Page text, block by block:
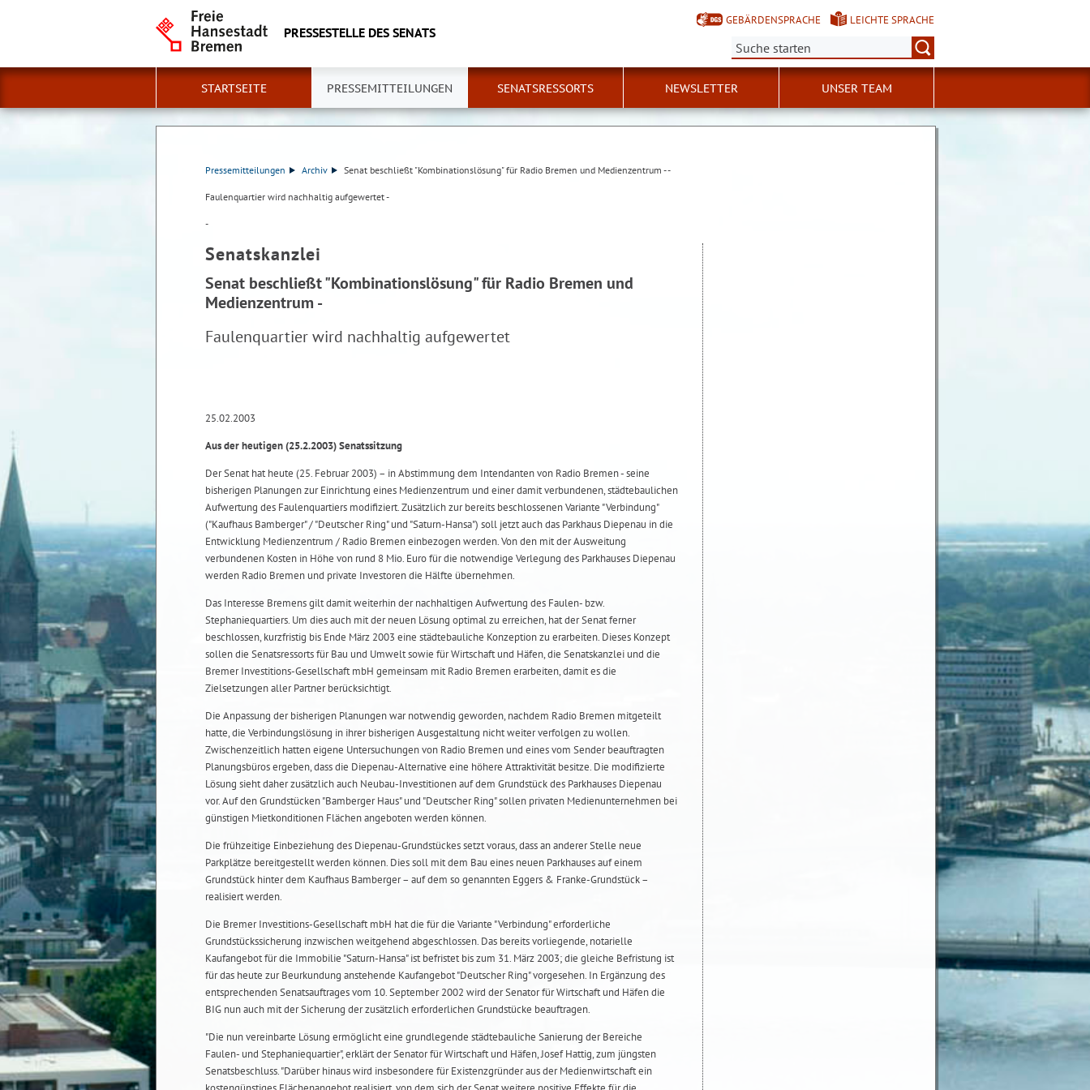
PRESSESTELLE DES SENATS
GEBÄRDENSPRACHE
LEICHTE SPRACHE
Suche:
STARTSEITE PRESSEMITTEILUNGEN SENATSRESSORTS NEWSLETTER UNSER TEAM
Pressemitteilungen Archiv Senat beschließt "Kombinationslösung" für Radio Bremen und Medienzentrum - -
Faulenquartier wird nachhaltig aufgewertet -
-
Senatskanzlei
Senat beschließt "Kombinationslösung" für Radio Bremen und
Medienzentrum -
Faulenquartier wird nachhaltig aufgewertet
25.02.2003
Aus der heutigen (25.2.2003) Senatssitzung
Der Senat hat heute (25. Februar 2003) – in Abstimmung dem Intendanten von Radio Bremen - seine
bisherigen Planungen zur Einrichtung eines Medienzentrum und einer damit verbundenen, städtebaulichen
Aufwertung des Faulenquartiers modifiziert. Zusätzlich zur bereits beschlossenen Variante "Verbindung"
("Kaufhaus Bamberger" / "Deutscher Ring" und "Saturn-Hansa") soll jetzt auch das Parkhaus Diepenau in die
Entwicklung Medienzentrum / Radio Bremen einbezogen werden. Von den mit der Ausweitung
verbundenen Kosten in Höhe von rund 8 Mio. Euro für die notwendige Verlegung des Parkhauses Diepenau
werden Radio Bremen und private Investoren die Hälfte übernehmen.
Das Interesse Bremens gilt damit weiterhin der nachhaltigen Aufwertung des Faulen- bzw.
Stephaniequartiers. Um dies auch mit der neuen Lösung optimal zu erreichen, hat der Senat ferner
beschlossen, kurzfristig bis Ende März 2003 eine städtebauliche Konzeption zu erarbeiten. Dieses Konzept
sollen die Senatsressorts für Bau und Umwelt sowie für Wirtschaft und Häfen, die Senatskanzlei und die
Bremer Investitions-Gesellschaft mbH gemeinsam mit Radio Bremen erarbeiten, damit es die
Zielsetzungen aller Partner berücksichtigt.
Die Anpassung der bisherigen Planungen war notwendig geworden, nachdem Radio Bremen mitgeteilt
hatte, die Verbindungslösung in ihrer bisherigen Ausgestaltung nicht weiter verfolgen zu wollen.
Zwischenzeitlich hatten eigene Untersuchungen von Radio Bremen und eines vom Sender beauftragten
Planungsbüros ergeben, dass die Diepenau-Alternative eine höhere Attraktivität besitze. Die modifizierte
Lösung sieht daher zusätzlich auch Neubau-Investitionen auf dem Grundstück des Parkhauses Diepenau
vor. Auf den Grundstücken "Bamberger Haus" und "Deutscher Ring" sollen privaten Medienunternehmen bei
günstigen Mietkonditionen Flächen angeboten werden können.
Die frühzeitige Einbeziehung des Diepenau-Grundstückes setzt voraus, dass an anderer Stelle neue
Parkplätze bereitgestellt werden können. Dies soll mit dem Bau eines neuen Parkhauses auf einem
Grundstück hinter dem Kaufhaus Bamberger – auf dem so genannten Eggers & Franke-Grundstück –
realisiert werden.
Die Bremer Investitions-Gesellschaft mbH hat die für die Variante "Verbindung" erforderliche
Grundstückssicherung inzwischen weitgehend abgeschlossen. Das bereits vorliegende, notarielle
Kaufangebot für die Immobilie "Saturn-Hansa" ist befristet bis zum 31. März 2003; die gleiche Befristung ist
für das heute zur Beurkundung anstehende Kaufangebot "Deutscher Ring" vorgesehen. In Ergänzung des
entsprechenden Senatsauftrages vom 10. September 2002 wird der Senator für Wirtschaft und Häfen die
BIG nun auch mit der Sicherung der zusätzlich erforderlichen Grundstücke beauftragen.
"Die nun vereinbarte Lösung ermöglicht eine grundlegende städtebauliche Sanierung der Bereiche
Faulen- und Stephaniequartier", erklärt der Senator für Wirtschaft und Häfen, Josef Hattig, zum jüngsten
Senatsbeschluss. "Darüber hinaus wird insbesondere für Existenzgründer aus der Medienwirtschaft ein